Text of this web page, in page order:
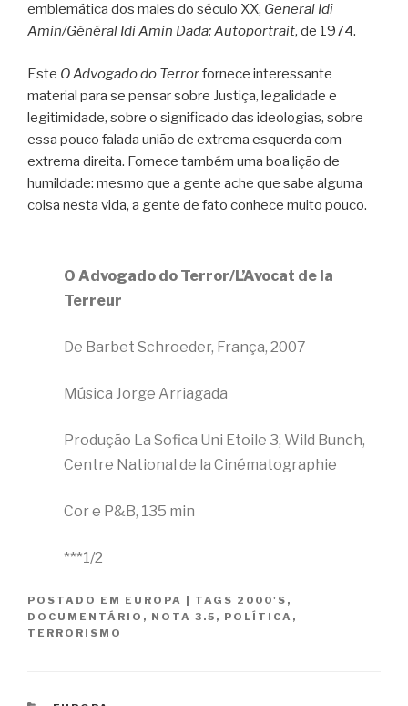
emblemática dos males do século XX, General Idi
Amin/Général Idi Amin Dada: Autoportrait, de 1974.
Este O Advogado do Terrorfornece interessante
material para se pensar sobre Justiça, legalidade e
legitimidade, sobre o significado das ideologias, sobre
essa pouco falada união de extrema esquerda com
extrema direita. Fornece também uma boa lição de
humildade: mesmo que a gente ache que sabe alguma
coisa nesta vida, a gente de fato conhece muito pouco.
O Advogado do Terror/L’Avocat de la
Terreur
De Barbet Schroeder, França, 2007
Música Jorge Arriagada
Produção La Sofica Uni Etoile 3, Wild Bunch,
Centre National de la Cinématographie
Cor e P&B, 135 min
***1/2
POSTADO EM EUROPA TAGS 2000'S ,
DOCUMENTÁRIO , NOTA 3.5 , POLÍTICA ,
TERRORISMO